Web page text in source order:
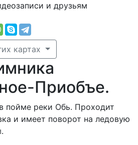
и друзьям
картах
Приобъе.
пойме реки Обь. Проходит
и имеет поворот на ледовую